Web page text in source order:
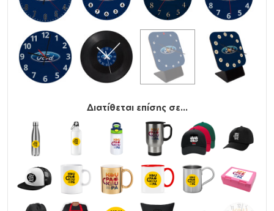
Διατίθεται επίσης σε...